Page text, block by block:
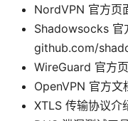
NordVPN 官方
Shadowsocks 官
github.com/
WireGuard 官方
OpenVPN 官方
XTLS 传输协议